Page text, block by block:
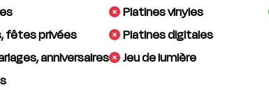
fêtes privées
anniversaires
Platines vinyles
Platines digitales
Jeu de lumière